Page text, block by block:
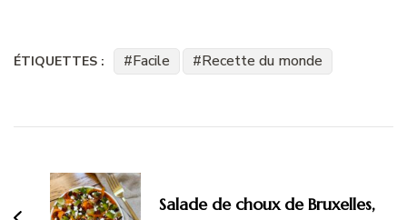
ÉTIQUETTES : Facile Recette du monde
d'article
Salade de choux de Bruxelles,